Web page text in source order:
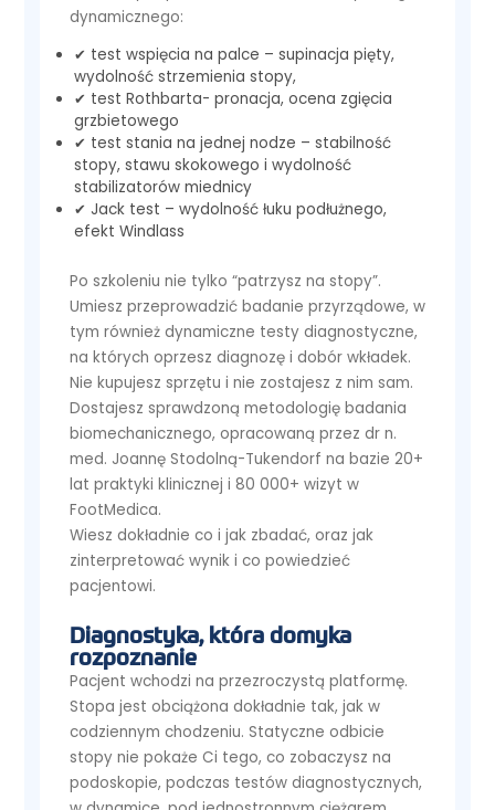
dynamicznego:
✔ test wspięcia na palce – supinacja pięty,
wydolność strzemienia stopy,
✔ test Rothbarta- pronacja, ocena zgięcia
grzbietowego
✔ test stania na jednej nodze – stabilność
stopy, stawu skokowego i wydolność
stabilizatorów miednicy
✔ Jack test – wydolność łuku podłużnego,
efekt Windlass
Po szkoleniu nie tylko “patrzysz na stopy”.
Umiesz przeprowadzić badanie przyrządowe, w
tym również dynamiczne testy diagnostyczne,
na których oprzesz diagnozę i dobór wkładek.
Nie kupujesz sprzętu i nie zostajesz z nim sam.
Dostajesz sprawdzoną metodologię badania
biomechanicznego, opracowaną przez dr n.
med. Joannę Stodolną-Tukendorf na bazie 20+
lat praktyki klinicznej i 80 000+ wizyt w
FootMedica.
Wiesz dokładnie co i jak zbadać, oraz jak
zinterpretować wynik i co powiedzieć
pacjentowi.
Diagnostyka, która domyka
rozpoznanie
Pacjent wchodzi na przezroczystą platformę.
Stopa jest obciążona dokładnie tak, jak w
codziennym chodzeniu. Statyczne odbicie
stopy nie pokaże Ci tego, co zobaczysz na
podoskopie, podczas testów diagnostycznych,